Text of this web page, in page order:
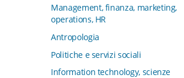
Collana di Ragioneria ed Economia
Aziendale - SIDREA
Collana di Storia delle istituzioni
l’Infanzia
Management, finanza, marketing,
operations, HR
Antropologia
Politiche e servizi sociali
Information technology, scienze